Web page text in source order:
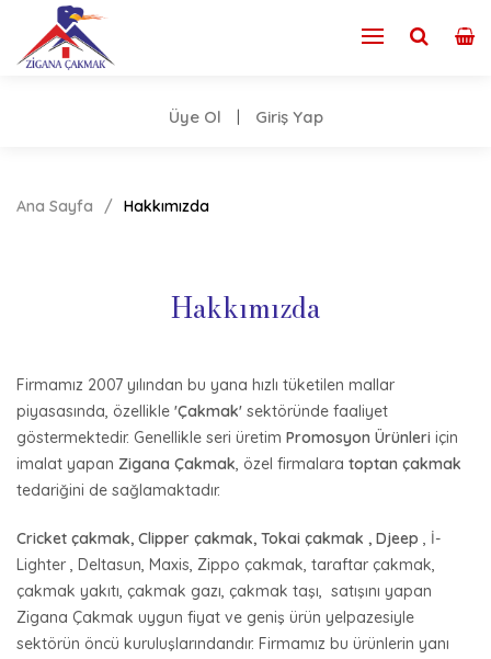
Üye Ol Giriş Yap
Ana Sayfa Hakkımızda
Hakkımızda
Firmamız 2007 yılından bu yana hızlı tüketilen mallar
piyasasında, özellikle 'Çakmak' sektöründe faaliyet
göstermektedir. Genellikle seri üretim Promosyon Ürünleri için
imalat yapan Zigana Çakmak, özel firmalara toptan çakmak
tedariğini de sağlamaktadır.
Cricket çakmak, Clipper çakmak, Tokai çakmak , Djeep , İ-
Lighter , Deltasun, Maxis, Zippo çakmak, taraftar çakmak,
çakmak yakıtı, çakmak gazı, çakmak taşı, satışını yapan
Zigana Çakmak uygun fiyat ve geniş ürün yelpazesiyle
sektörün öncü kuruluşlarındandır. Firmamız bu ürünlerin yanı